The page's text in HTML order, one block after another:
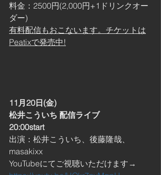
料金：2500円(2,000円+1ドリンクオー
ダー)
有料配信もおこないます。チケットは
Peatixで発売中!
11月20日(金)
松井こういち 配信ライブ
20:00start
出演：松井こういち、後藤隆哉、
masakixx
YouTubeにてご視聴いただけます→